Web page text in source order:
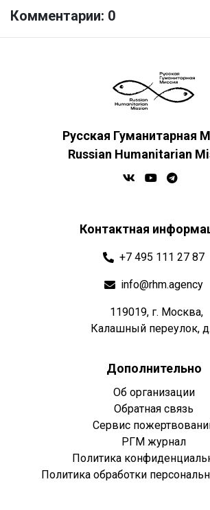
Комментарии: 0
Русская Гуманитарная
Russian Humanitarian
Контактная
+7 495 111 27 87
info@rhm.agency
119019, г. Москва,
Калашный переулок,
Дополнительно
Об организации
Обратная связь
Сервис
РГМ журнал
Политика
Политика обработки